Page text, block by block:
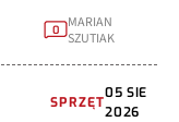
0 MARIAN
SZUTIAK
SPRZĘT
05 SIE
2026